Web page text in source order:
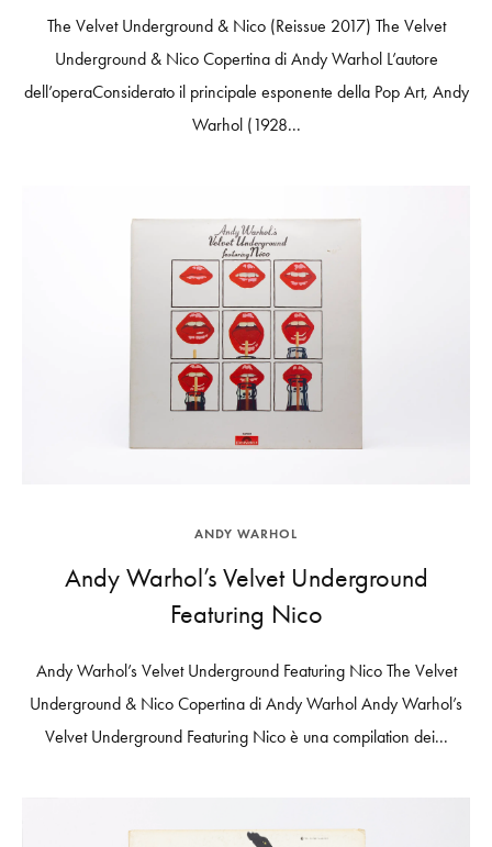
The Velvet Underground & Nico (Reissue 2017) The Velvet
Underground & Nico Copertina di Andy Warhol L’autore
dell’operaConsiderato il principale esponente della Pop Art, Andy
Warhol (1928...
ANDY WARHOL
Andy Warhol’s Velvet Underground
Featuring Nico
Andy Warhol’s Velvet Underground Featuring Nico The Velvet
Underground & Nico Copertina di Andy Warhol Andy Warhol’s
Velvet Underground Featuring Nico è una compilation dei...